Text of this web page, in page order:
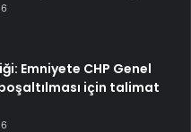
Emniyete CHP Genel
için talimat